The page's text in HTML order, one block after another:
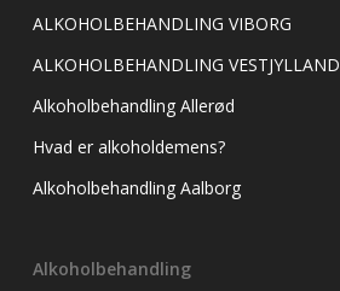
ALKOHOLBEHANDLING VIBORG
ALKOHOLBEHANDLING VESTJYLLAND
Alkoholbehandling Allerød
Hvad er alkoholdemens?
Alkoholbehandling Aalborg
Alkoholbehandling